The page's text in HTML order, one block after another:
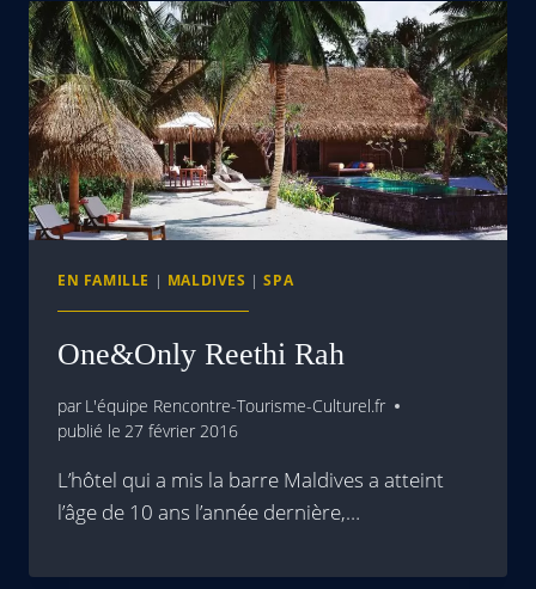
EN FAMILLE | MALDIVES |SPA
One&Only Reethi Rah
par L'équipe Rencontre-Tourisme-Culturel.fr
publié le 27 février 2016
L’hôtel qui a mis la barre Maldives a atteint
l’âge de 10 ans l’année dernière,…